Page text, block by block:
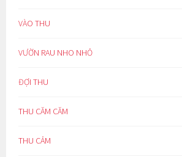
VÀO THU
VƯỜN RAU NHO NHỎ
ĐỢI THU
THU CĂM CĂM
THU CẢM